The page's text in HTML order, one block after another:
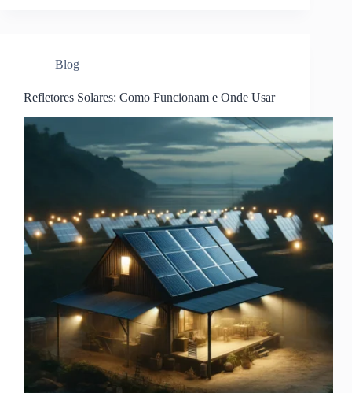
Blog
Refletores Solares: Como Funcionam e Onde Usar